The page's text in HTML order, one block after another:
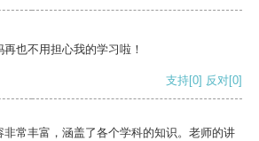
也不用担心我的学习啦！
支持[0] 反对[0]
常丰富，涵盖了各个学科的知识。老师的讲